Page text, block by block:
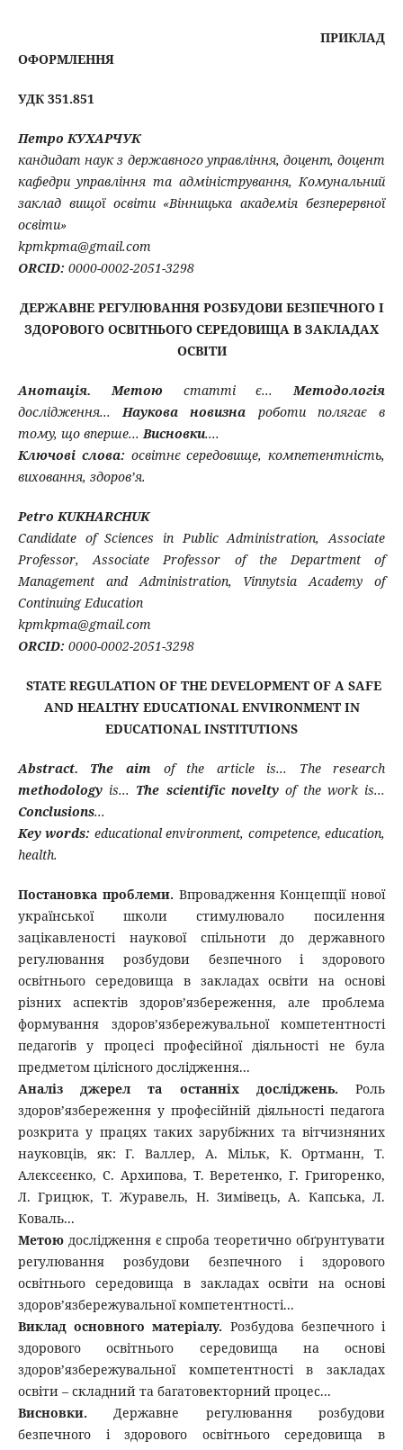
ПРИКЛАД
ОФОРМЛЕННЯ
УДК 351.851
Петро КУХАРЧУК
кандидат наук з державного управління, доцент, доцент
кафедри управління та адміністрування, Комунальний
заклад вищої освіти «Вінницька академія безперервної
освіти»
kpmkpma@gmail.com
ORCID: 0000-0002-2051-3298
ДЕРЖАВНЕ РЕГУЛЮВАННЯ РОЗБУДОВИ БЕЗПЕЧНОГО І
ЗДОРОВОГО ОСВІТНЬОГО СЕРЕДОВИЩА В ЗАКЛАДАХ
ОСВІТИ
Анотація. Метою статті є...Методологія
дослідження...Наукова новизна роботи полягає в
тому, що вперше...Висновки....
Ключові слова: освітнє середовище, компетентність,
виховання, здоров’я.
Petro KUKHARCHUK
Candidate of Sciences in Public Administration, Associate
Professor, Associate Professor of the Department of
Management and Administration, Vinnytsia Academy of
Continuing Education
kpmkpma@gmail.com
ORCID: 0000-0002-2051-3298
STATE REGULATION OF THE DEVELOPMENT OF A SAFE
AND HEALTHY EDUCATIONAL ENVIRONMENT IN
EDUCATIONAL INSTITUTIONS
Abstract. The aim of the article is... The research
methodologyis... The scientific novelty of the work is...
Conclusions...
Key words: educational environment, competence, education,
health.
Постановка проблеми. Впровадження Концепції нової
української школи стимулювало посилення
зацікавленості наукової спільноти до державного
регулювання розбудови безпечного і здорового
освітнього середовища в закладах освіти на основі
різних аспектів здоров’язбереження, але проблема
формування здоров’язбережувальної компетентності
педагогів у процесі професійної діяльності не була
предметом цілісного дослідження...
Аналіз джерел та останніх досліджень. Роль
здоров’язбереження у професійній діяльності педагога
розкрита у працях таких зарубіжних та вітчизняних
науковців, як: Г. Валлер, A. Mільк, К. Ортманн, Т.
Алєксєєнко, С. Архипова, Т. Веретенко, Г. Григоренко,
Л. Грицюк, Т. Журавель, Н. Зимівець, А. Капська, Л.
Коваль...
Метою дослідження є спроба теоретично обґрунтувати
регулювання розбудови безпечного і здорового
освітнього середовища в закладах освіти на основі
здоров’язбережувальної компетентності...
Виклад основного матеріалу. Розбудова безпечного і
здорового освітнього середовища на основі
здоров’язбережувальної компетентності в закладах
освіти – складний та багатовекторний процес...
Висновки.Державне регулювання розбудови
безпечного і здорового освітнього середовища в